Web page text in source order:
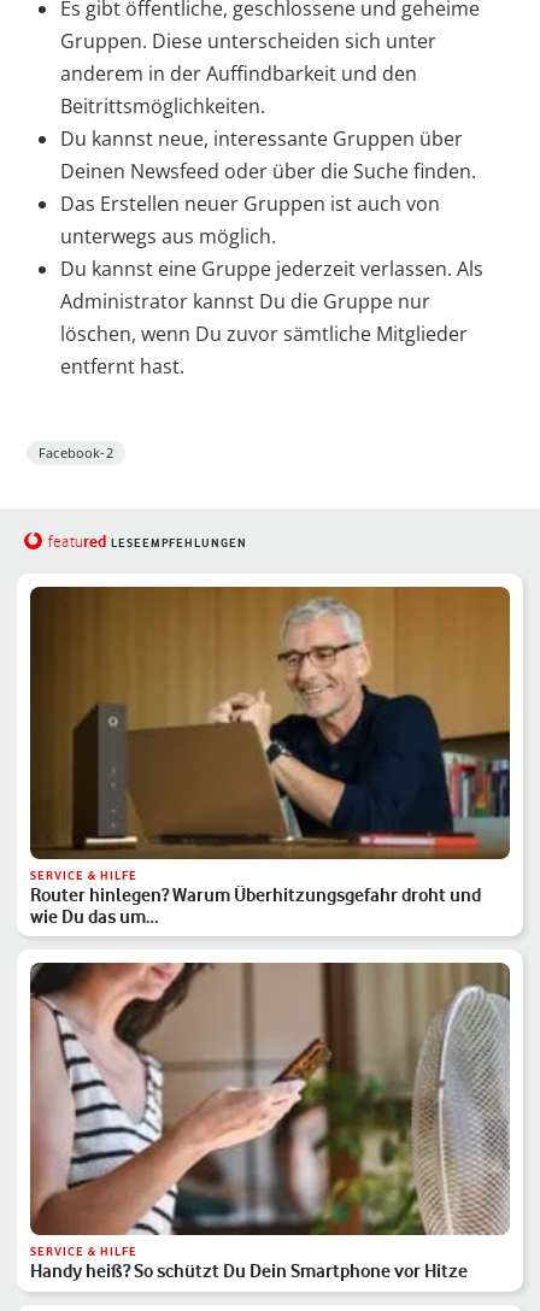
Es gibt öffentliche, geschlossene und geheime
Gruppen. Diese unterscheiden sich unter
anderem in der Auffindbarkeit und den
Beitrittsmöglichkeiten.
Du kannst neue, interessante Gruppen über
Deinen Newsfeed oder über die Suche finden.
Das Erstellen neuer Gruppen ist auch von
unterwegs aus möglich.
Du kannst eine Gruppe jederzeit verlassen. Als
Administrator kannst Du die Gruppe nur
löschen, wenn Du zuvor sämtliche Mitglieder
entfernt hast.
Facebook-2
featured LESEEMPFEHLUNGEN
SERVICE & HILFE
Router hinlegen? Warum Überhitzungsgefahr droht und
wie Du das um…
SERVICE & HILFE
Handy heiß? So schützt Du Dein Smartphone vor Hitze